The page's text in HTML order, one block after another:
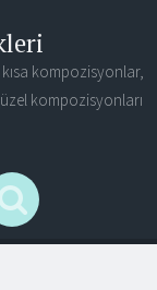
kompozisyonlar,
kompozisyonları
Links
Search